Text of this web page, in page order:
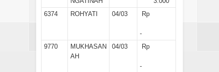
6374
ROHYATI 04/03 Rp
-
9770
MUKHASAN
AH
04/03 Rp
-